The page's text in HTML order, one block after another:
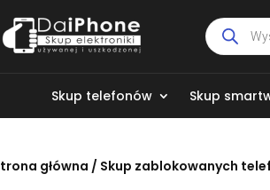
Skup telefonów Skup
główna / Skup zablokowanych